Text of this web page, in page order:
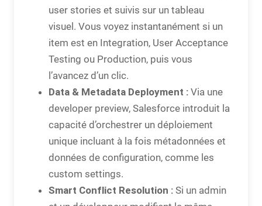
user stories et suivis sur un tableau
visuel. Vous voyez instantanément si un
item est en Integration, User Acceptance
Testing ou Production, puis vous
l’avancez d’un clic.
Data & Metadata Deployment :Via une
developer preview, Salesforce introduit la
capacité d’orchestrer un déploiement
unique incluant à la fois métadonnées et
données de configuration, comme les
custom settings.
Smart Conflict Resolution :Si un admin